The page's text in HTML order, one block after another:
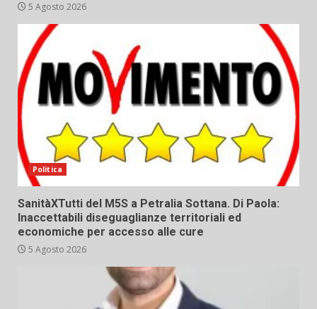
5 Agosto 2026
Politica
SanitàXTutti del M5S a Petralia Sottana. Di Paola:
Inaccettabili diseguaglianze territoriali ed
economiche per accesso alle cure
5 Agosto 2026